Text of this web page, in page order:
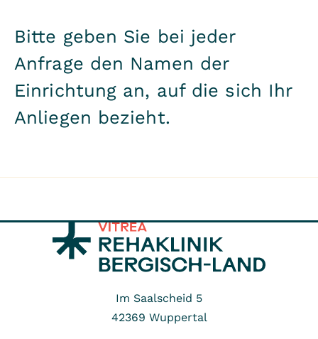
Bitte geben Sie bei jeder
Anfrage den Namen der
Einrichtung an, auf die sich Ihr
Anliegen bezieht.
Im Saalscheid 5
42369 Wuppertal